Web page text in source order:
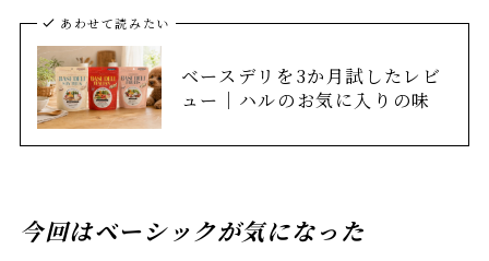
あわせて読みたい
ベースデリを3か月試したレビ
ュー｜ハルのお気に入りの味
今回はベーシックが気になった